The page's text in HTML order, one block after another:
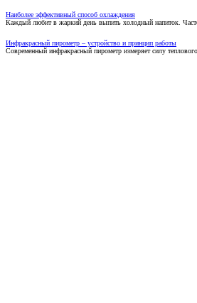
Наиболее эффективный способ охлаждения
Каждый любит в жаркий день выпить холодный напиток.
Инфракрасный пирометр – устройство и принцип работы
Современный инфракрасный пирометр измеряет силу